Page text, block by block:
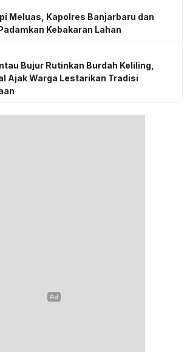
Meluas, Kapolres Banjarbaru dan
Kebakaran Lahan
Bujur Rutinkan Burdah Keliling,
Ajak Warga Lestarikan Tradisi